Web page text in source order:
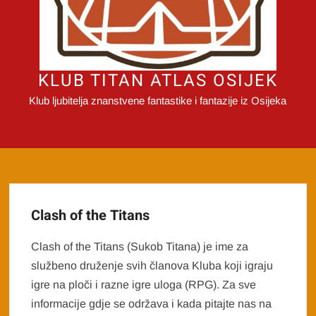
KLUB TITAN ATLAS OSIJEK
Klub ljubitelja znanstvene fantastike i fantazije iz Osijeka
Clash of the Titans
Clash of the Titans (Sukob Titana) je ime za
službeno druženje svih članova Kluba koji igraju
igre na ploči i razne igre uloga (RPG). Za sve
informacije gdje se održava i kada pitajte nas na